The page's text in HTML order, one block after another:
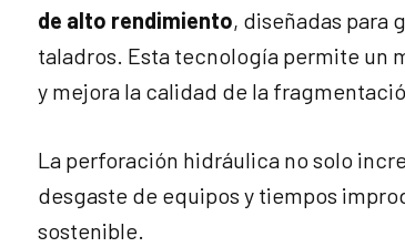
de alto rendimiento, diseñadas para
taladros. Esta tecnología permite un
y mejora la calidad de la
La perforación hidráulica no solo
desgaste de equipos y tiempos
sostenible.